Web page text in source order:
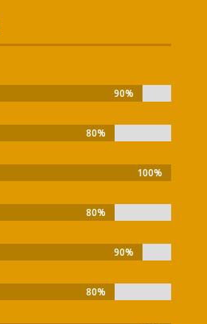
90%
90%
80%
80%
100%
100%
80%
80%
90%
90%
80%
80%